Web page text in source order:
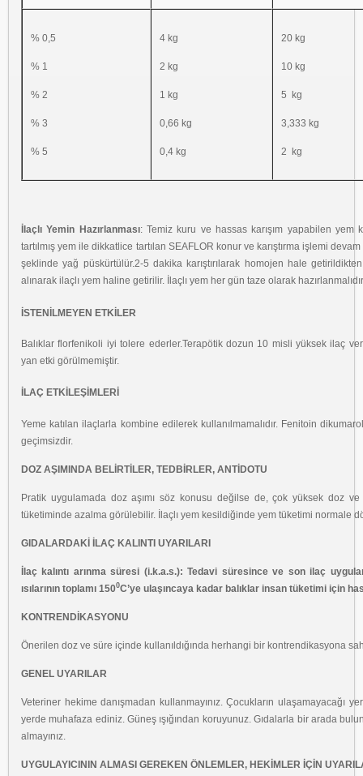
% 0,5
% 1
% 2
% 3
% 5
4 kg
2 kg
1 kg
0,66 kg
0,4 kg
20 kg
10 kg
5 kg
3,333 kg
2 kg
İlaçlı Yemin Hazırlanması: Temiz kuru ve hassas karışım yapabilen yem
tartılmış yem ile dikkatlice tartılan SEAFLOR konur ve karıştırma işlemi
şeklinde yağ püskürtülür.2-5 dakika karıştırılarak homojen hale
alınarak ilaçlı yem haline getirilir. İlaçlı yem her gün taze olarak
İSTENİLMEYEN ETKİLER
Balıklar florfenikoli iyi tolere ederler.Terapötik dozun 10 misli yüksek ilaç
yan etki görülmemiştir.
İLAÇ ETKİLEŞİMLERİ
Yeme katılan ilaçlarla kombine edilerek kullanılmamalıdır. Fenitoin
geçimsizdir.
DOZ AŞIMINDA BELİRTİLER, TEDBİRLER, ANTİDOTU
Pratik uygulamada doz aşımı söz konusu değilse de, çok yüksek doz
tüketiminde azalma görülebilir. İlaçlı yem kesildiğinde yem tüketimi normale
GIDALARDAKİ İLAÇ KALINTI UYARILARI
İlaç kalıntı arınma süresi (i.k.a.s.): Tedavi süresince ve son ilaç
ısılarının toplamı 1500C’ye ulaşıncaya kadar balıklar insan tüketimi için
KONTRENDİKASYONU
Önerilen doz ve süre içinde kullanıldığında herhangi bir kontrendikasyona
GENEL UYARILAR
Veteriner hekime danışmadan kullanmayınız. Çocukların ulaşamayacağı
yerde muhafaza ediniz. Güneş ışığından koruyunuz. Gıdalarla bir arada
almayınız.
UYGULAYICININ ALMASI GEREKEN ÖNLEMLER, HEKİMLER İÇİN